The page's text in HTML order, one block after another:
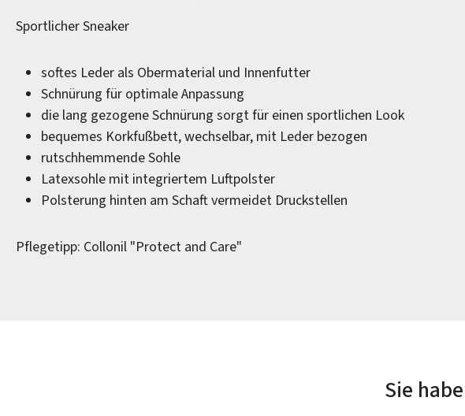
Sportlicher Sneaker
softes Leder als Obermaterial und Innenfutter
Schnürung für optimale Anpassung
die lang gezogene Schnürung sorgt für einen sportlichen Look
bequemes Korkfußbett, wechselbar, mit Leder bezogen
rutschhemmende Sohle
Latexsohle mit integriertem Luftpolster
Polsterung hinten am Schaft vermeidet Druckstellen
Pflegetipp: Collonil "Protect and Care"
Sie